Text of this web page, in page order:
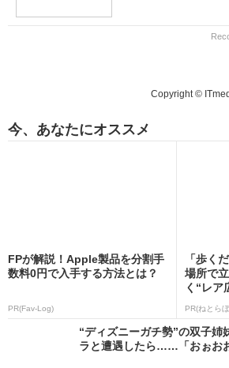
Copyright ©
今、あなたにオススメ
FPが解説！Apple製品を分割手
数料0円で入手する方法とは？
PR(Fav-Log)
「歩く
場所で
く“レア
PR(ねとら
“ディズニーガチ勢”の双子
ラと遭遇したら……「おぉお